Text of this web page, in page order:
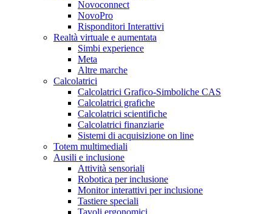
Novoconnect
NovoPro
Risponditori Interattivi
Realtà virtuale e aumentata
Simbi experience
Meta
Altre marche
Calcolatrici
Calcolatrici Grafico-Simboliche CAS
Calcolatrici grafiche
Calcolatrici scientifiche
Calcolatrici finanziarie
Sistemi di acquisizione on line
Totem multimediali
Ausili e inclusione
Attività sensoriali
Robotica per inclusione
Monitor interattivi per inclusione
Tastiere speciali
Tavoli ergonomici